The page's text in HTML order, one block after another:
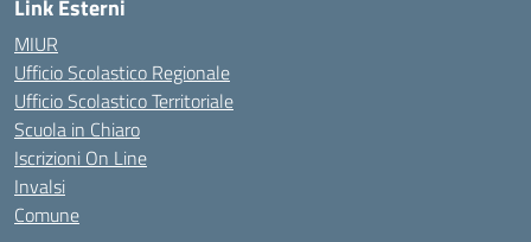
Link Esterni
MIUR
Ufficio Scolastico Regionale
Ufficio Scolastico Territoriale
Scuola in Chiaro
Iscrizioni On Line
Invalsi
Comune